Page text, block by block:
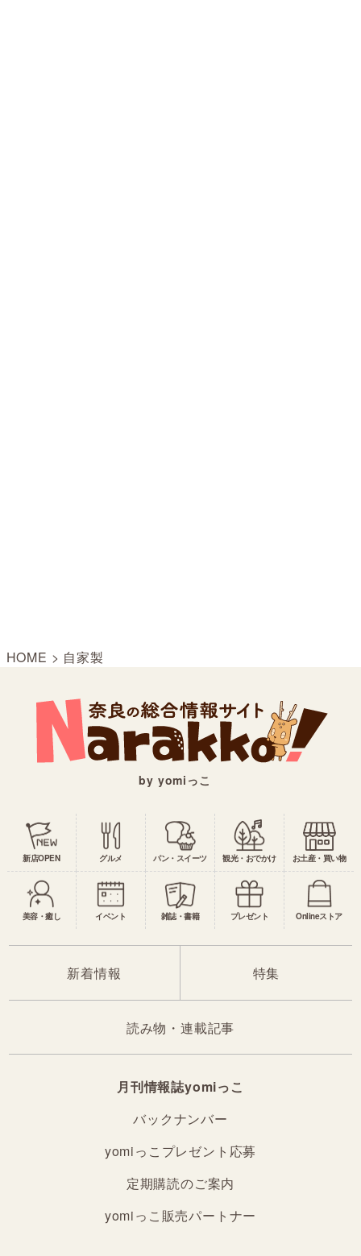
HOME > 自家製
by yomiっこ
新店OPEN グルメ パン・スイーツ 観光・おでかけ お土産・買い物
美容・癒し イベント 雑誌・書籍 プレゼント Onlineストア
新着情報 特集
読み物・連載記事
月刊情報誌yomiっこ
バックナンバー
yomiっこプレゼント応募
定期購読のご案内
yomiっこ販売パートナー